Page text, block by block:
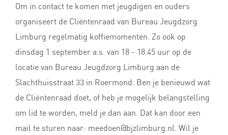
Om in contact te komen met jeugdigen en ouders
organiseert de Cliëntenraad van Bureau Jeugdzorg
Limburg regelmatig koffiemomenten. Zo ook op
dinsdag 1 september a.s. van 18 - 18.45 uur op de
locatie van Bureau Jeugdzorg Limburg aan de
Slachthuisstraat 33 in Roermond. Ben je benieuwd wat
de Cliëntenraad doet, of heb je mogelijk belangstelling
om lid te worden, meld je dan aan. Dat kan door een
mail te sturen naar: meedoen@bjzlimburg.nl . Wil je